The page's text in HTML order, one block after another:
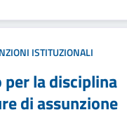
ISTITUZIONALI
la disciplina
di assunzione